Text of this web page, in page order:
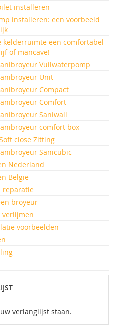
installeren
installeren: een voorbeeld
kelderruimte een comfortabel
of mancave!
Vuilwaterpomp
Unit
Compact
Comfort
Saniwall
comfort box
close Zitting
Sanicubic
Nederland
België
reparatie
broyeur
verlijmen
voorbeelden
verlanglijst staan.